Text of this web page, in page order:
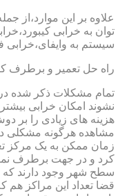
علاوه بر این موارد،از
توان به خرابی
سیستم به وایفای،خرابی
راه حل تعمیر و
تمام مشکلات ذکر شده
نشوند امکان خرابی
هزینه های زیادی را بر
مشاهده هرگونه مشکلی
زمان ممکن به یک مرکز
کرد و در جهت برطرف
سطح شهر وجود دارند که
قضا تعداد این مراکز هم